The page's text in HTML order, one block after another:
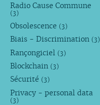
Radio Cause Commune
(3)
Obsolescence (3)
Biais - Discrimination (3)
Rançongiciel (3)
Blockchain (3)
Sécurité (3)
Privacy - personal data
(3)